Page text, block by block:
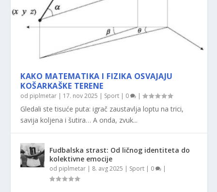
KAKO MATEMATIKA I FIZIKA OSVAJAJU
KOŠARKAŠKE TERENE
od piplmetar | 17. nov 2025 | Sport | 0 |
Gledali ste tisuće puta: igrač zaustavlja loptu na trici,
savija koljena i šutira… A onda, zvuk...
Fudbalska strast: Od ličnog identiteta do
kolektivne emocije
od piplmetar | 8. avg 2025 | Sport | 0 |